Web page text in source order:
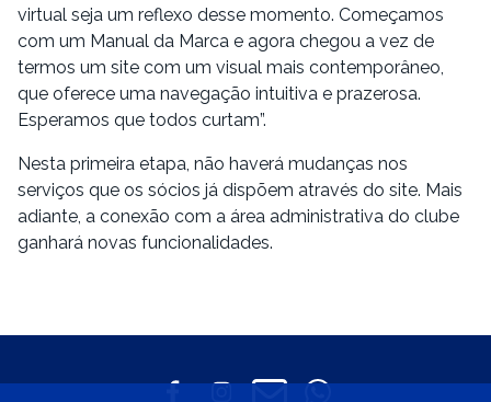
virtual seja um reflexo desse momento. Começamos
com um Manual da Marca e agora chegou a vez de
termos um site com um visual mais contemporâneo,
que oferece uma navegação intuitiva e prazerosa.
Esperamos que todos curtam”.
Nesta primeira etapa, não haverá mudanças nos
serviços que os sócios já dispõem através do site. Mais
adiante, a conexão com a área administrativa do clube
ganhará novas funcionalidades.